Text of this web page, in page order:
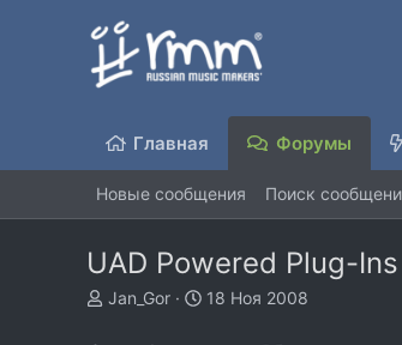
Главная Форумы
Новые сообщения Поиск
UAD Powered Plug-
А
Jan_Gor
Д
18 Ноя 2008